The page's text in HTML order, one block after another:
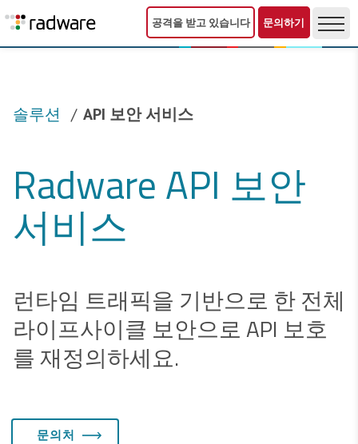
공격을 받고 있습니다 문의하기
솔루션 API 보안 서비스
Radware API 보안
서비스
런타임 트래픽을 기반으로 한 전체
라이프사이클 보안으로 API 보호
를 재정의하세요.
문의처